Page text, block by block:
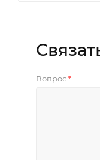
Вопрос *